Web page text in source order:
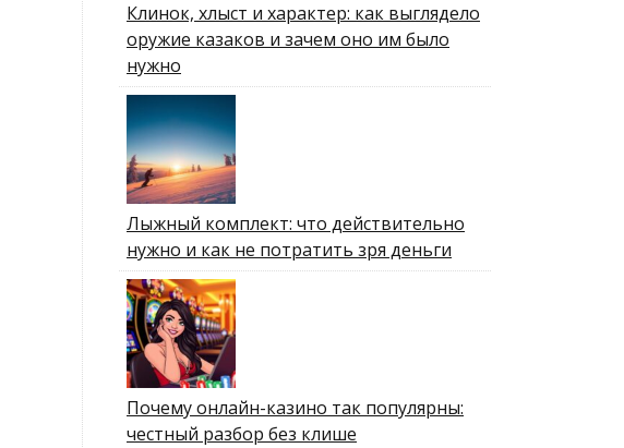
Клинок, хлыст и характер: как выглядело
оружие казаков и зачем оно им было
нужно
Лыжный комплект: что действительно
нужно и как не потратить зря деньги
Почему онлайн-казино так популярны:
честный разбор без клише